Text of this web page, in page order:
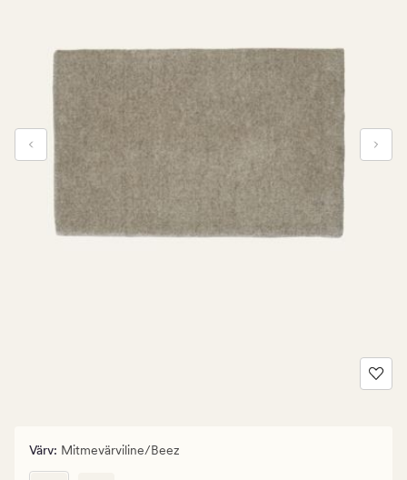
Värv: Mitmevärviline/beez